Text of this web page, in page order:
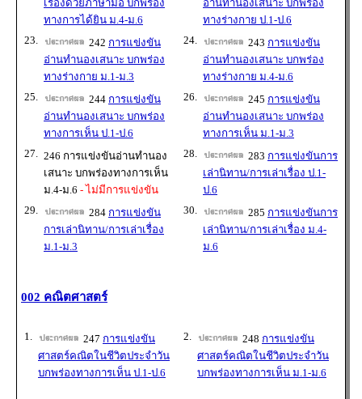
เรื่องด้วยภาษามือ บกพร่อง
ทางการได้ยิน ม.4-ม.6
อ่านทำนองเสนาะ บกพร่อง
ทางร่างกาย ป.1-ป.6
23.
242 การแข่งขัน
อ่านทำนองเสนาะ บกพร่อง
ทางร่างกาย ม.1-ม.3
24. 243 การแข่งขัน
อ่านทำนองเสนาะ บกพร่อง
ทางร่างกาย ม.4-ม.6
25.
244 การแข่งขัน
อ่านทำนองเสนาะ บกพร่อง
ทางการเห็น ป.1-ป.6
26. 245 การแข่งขัน
อ่านทำนองเสนาะ บกพร่อง
ทางการเห็น ม.1-ม.3
27.
246 การแข่งขันอ่านทำนอง
เสนาะ บกพร่องทางการเห็น
ม.4-ม.6 - ไม่มีการแข่งขัน
28. 283 การแข่งขันการ
เล่านิทาน/การเล่าเรื่อง ป.1-
ป.6
29.
284 การแข่งขัน
การเล่านิทาน/การเล่าเรื่อง
ม.1-ม.3
30. 285 การแข่งขันการ
เล่านิทาน/การเล่าเรื่อง ม.4-
ม.6
002 คณิตศาสตร์
1. 247 การแข่งขัน
ศาสตร์คณิตในชีวิตประจำวัน
บกพร่องทางการเห็น ป.1-ป.6
2. 248 การแข่งขัน
ศาสตร์คณิตในชีวิตประจำวัน
บกพร่องทางการเห็น ม.1-ม.6